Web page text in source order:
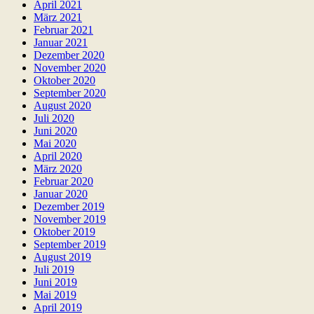
April 2021
März 2021
Februar 2021
Januar 2021
Dezember 2020
November 2020
Oktober 2020
September 2020
August 2020
Juli 2020
Juni 2020
Mai 2020
April 2020
März 2020
Februar 2020
Januar 2020
Dezember 2019
November 2019
Oktober 2019
September 2019
August 2019
Juli 2019
Juni 2019
Mai 2019
April 2019